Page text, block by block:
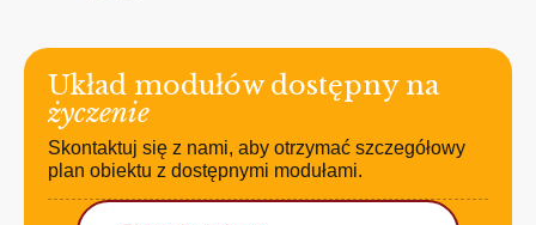
Układ modułów dostępny na
życzenie
Skontaktuj się z nami, aby otrzymać szczegółowy
plan obiektu z dostępnymi modułami.